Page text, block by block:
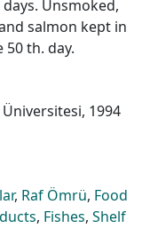
Unsmoked,
salmon kept in
th. day.
1994
, Raf Ömrü, Food
, Fishes, Shelf